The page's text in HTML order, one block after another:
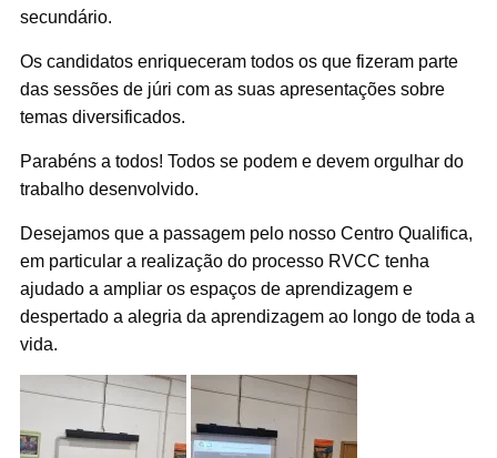
secundário.
Os candidatos enriqueceram todos os que fizeram parte
das sessões de júri com as suas apresentações sobre
temas diversificados.
Parabéns a todos! Todos se podem e devem orgulhar do
trabalho desenvolvido.
Desejamos que a passagem pelo nosso Centro Qualifica,
em particular a realização do processo RVCC tenha
ajudado a ampliar os espaços de aprendizagem e
despertado a alegria da aprendizagem ao longo de toda a
vida.